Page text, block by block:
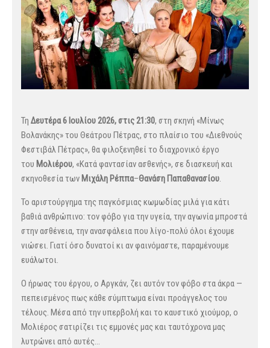
Τη Δευτέρα 6 Ιουλίου 2026, στις 21:30, στη σκηνή «Μίνως
Βολανάκης» του Θεάτρου Πέτρας, στο πλαίσιο του «Διεθνούς
Φεστιβάλ Πέτρας», θα φιλοξενηθεί το διαχρονικό έργο
του Μολιέρου, «Κατά φαντασίαν ασθενής», σε διασκευή και
σκηνοθεσία των Μιχάλη Ρέππα–Θανάση Παπαθανασίου.
Το αριστούργημα της παγκόσμιας κωμωδίας μιλά για κάτι
βαθιά ανθρώπινο: τον φόβο για την υγεία, την αγωνία μπροστά
στην ασθένεια, την ανασφάλεια που λίγο-πολύ όλοι έχουμε
νιώσει. Γιατί όσο δυνατοί κι αν φαινόμαστε, παραμένουμε
ευάλωτοι.
Ο ήρωας του έργου, ο Αργκάν, ζει αυτόν τον φόβο στα άκρα —
πεπεισμένος πως κάθε σύμπτωμα είναι προάγγελος του
τέλους. Μέσα από την υπερβολή και το καυστικό χιούμορ, ο
Μολιέρος σατιρίζει τις εμμονές μας και ταυτόχρονα μας
λυτρώνει από αυτές…